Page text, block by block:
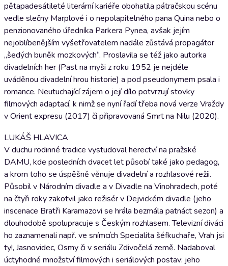
pětapadesátileté literární kariéře obohatila pátračskou scénu
vedle slečny Marplové i o nepolapitelného pana Quina nebo o
penzionovaného úředníka Parkera Pynea, avšak jejím
nejoblíbenějším vyšetřovatelem nadále zůstává propagátor
„šedých buněk mozkových“. Proslavila se též jako autorka
divadelních her (Past na myši z roku 1952 je nejdéle
uváděnou divadelní hrou historie) a pod pseudonymem psala i
romance. Neutuchající zájem o její dílo potvrzují stovky
filmových adaptací, k nimž se nyní řadí třeba nová verze Vraždy
v Orient expresu (2017) či připravovaná Smrt na Nilu (2020).
LUKÁŠ HLAVICA
V duchu rodinné tradice vystudoval herectví na pražské
DAMU, kde posledních dvacet let působí také jako pedagog,
a krom toho se úspěšně věnuje divadelní a rozhlasové režii.
Působil v Národním divadle a v Divadle na Vinohradech, poté
na čtyři roky zakotvil jako režisér v Dejvickém divadle (jeho
inscenace Bratři Karamazovi se hrála bezmála patnáct sezon) a
dlouhodobě spolupracuje s Českým rozhlasem. Televizní diváci
ho zaznamenali např. ve snímcích Specialita šéfkuchaře, Vrah jsi
ty!, Jasnovidec, Osmy či v seriálu Zdivočelá země. Nadaboval
úctyhodné množství filmových i seriálových postav: jeho